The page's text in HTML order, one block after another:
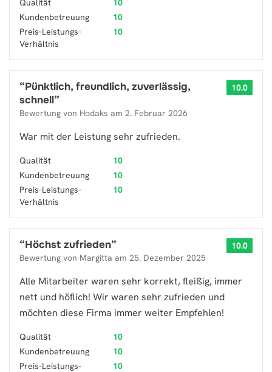
Qualität
10
Kundenbetreuung
10
Preis-Leistungs-
Verhältnis
10
“Pünktlich, freundlich, zuverlässig,
schnell”
Bewertung von Hodaks am 2. Februar 2026
10.0
War mit der Leistung sehr zufrieden.
Qualität
10
Kundenbetreuung
10
Preis-Leistungs-
Verhältnis
10
“Höchst zufrieden”
Bewertung von Margitta am 25. Dezember 2025
10.0
Alle Mitarbeiter waren sehr korrekt, fleißig, immer
nett und höflich! Wir waren sehr zufrieden und
möchten diese Firma immer weiter Empfehlen!
Qualität
10
Kundenbetreuung
10
Preis-Leistungs-
10